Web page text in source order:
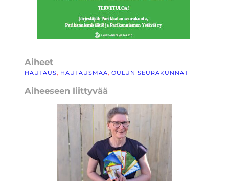
Aiheet
HAUTAUS, HAUTAUSMAA, OULUN SEURAKUNNAT
Aiheeseen liittyvää